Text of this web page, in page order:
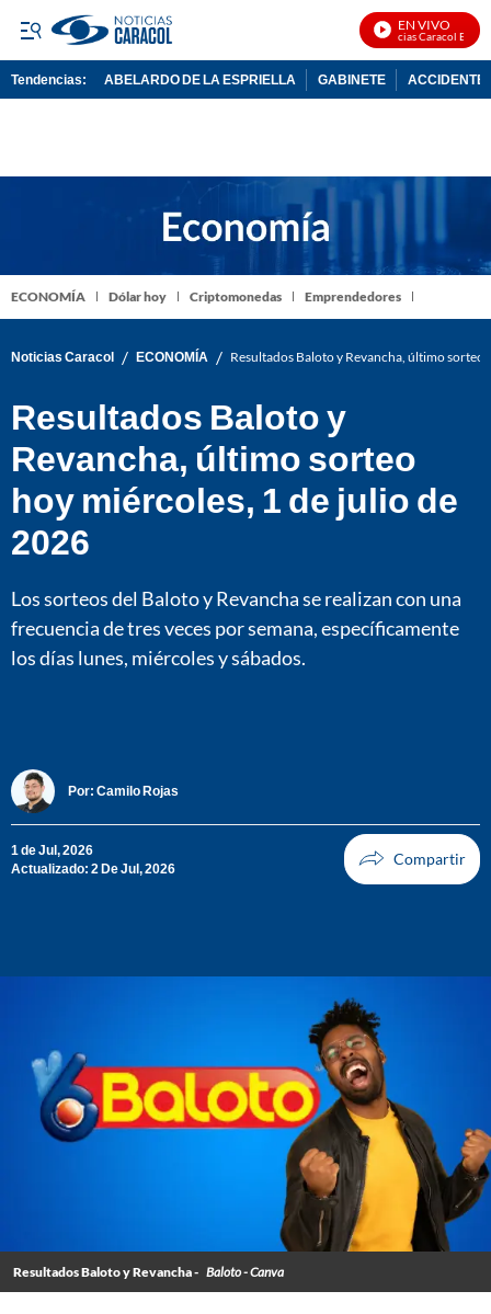
EN VIVO
Noticias Caracol En Vivo
Tendencias: ABELARDO DE LA ESPRIELLA GABINETE ACCIDENTE
ECONOMÍA Dólar hoy Criptomonedas Emprendedores
Noticias Caracol / ECONOMÍA / Resultados Baloto y Revancha, último
Resultados Baloto y
Revancha, último sorteo
hoy miércoles, 1 de julio de
2026
Los sorteos del Baloto y Revancha se realizan con una
frecuencia de tres veces por semana, específicamente
los días lunes, miércoles y sábados.
Por: Camilo Rojas
1 de Jul, 2026
Actualizado: 2 De Jul, 2026
Resultados Baloto y Revancha - Baloto - Canva